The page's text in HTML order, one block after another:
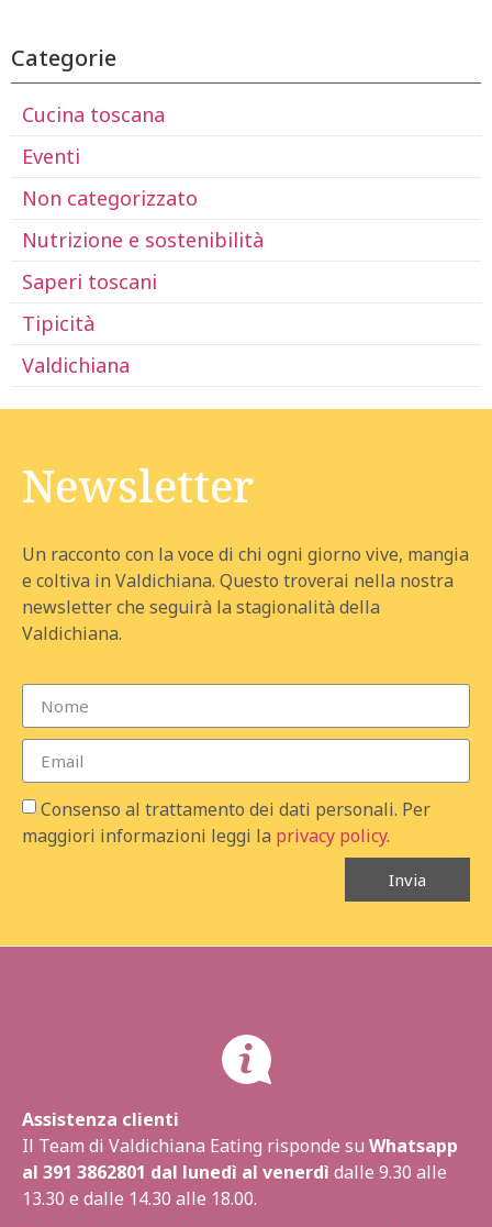
Categorie
Cucina toscana
Eventi
Non categorizzato
Nutrizione e sostenibilità
Saperi toscani
Tipicità
Valdichiana
Newsletter
Un racconto con la voce di chi ogni giorno vive, mangia
e coltiva in Valdichiana. Questo troverai nella nostra
newsletter che seguirà la stagionalità della
Valdichiana.
Consenso al trattamento dei dati personali. Per
maggiori informazioni leggi la privacy policy.
Invia
Assistenza clienti
Il Team di Valdichiana Eating risponde su Whatsapp
al 391 3862801 dal lunedì al venerdì dalle 9.30 alle
13.30 e dalle 14.30 alle 18.00.